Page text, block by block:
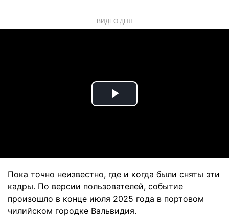
ВИДЕО ДНЯ
Play
Пока точно неизвестно, где и когда были сняты эти
кадры. По версии пользователей, событие
произошло в конце июля 2025 года в портовом
чилийском городке Вальвидия.